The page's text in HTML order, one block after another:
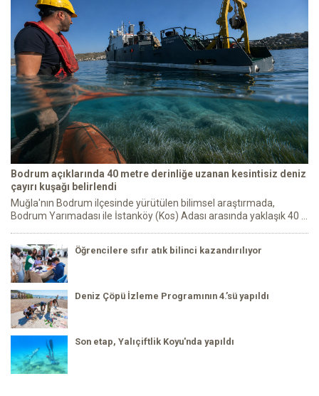
Bodrum açıklarında 40 metre derinliğe uzanan kesintisiz deniz
çayırı kuşağı belirlendi
Muğla'nın Bodrum ilçesinde yürütülen bilimsel araştırmada,
Bodrum Yarımadası ile İstanköy (Kos) Adası arasında yaklaşık 40 ...
Öğrencilere sıfır atık bilinci kazandırılıyor
Deniz Çöpü İzleme Programının 4.’sü yapıldı
Son etap, Yalıçiftlik Koyu'nda yapıldı